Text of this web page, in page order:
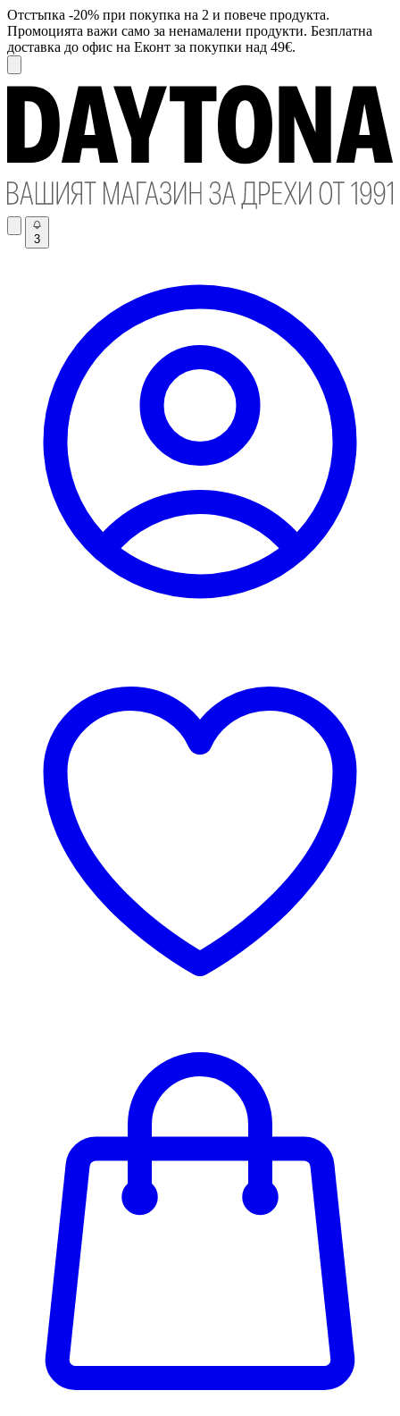
Отстъпка -20% при покупка на 2 и повече продукта.
Промоцията важи само за ненамалени продукти. Безплатна
доставка до офис на Еконт за покупки над 49€.
3